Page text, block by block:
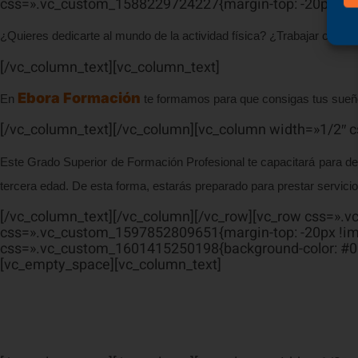
¿Quieres dedicarte al mundo de la actividad física? ¿Trabajar con
[/vc_column_text][vc_column_text]
En Ebora Formación te formamos para que consigas tus
[/vc_column_text][/vc_column][vc_column width=»1/2″
Este Grado Superior de Formación Profesional te capacitará para
tercera edad. De esta forma, estarás preparado para prestar
[/vc_column_text][/vc_column][/vc_row][vc_row
css=».vc_custom_1597852809651{margin-top: -20px
css=».vc_custom_1601415250198{background-color:
[vc_empty_space][vc_column_text]